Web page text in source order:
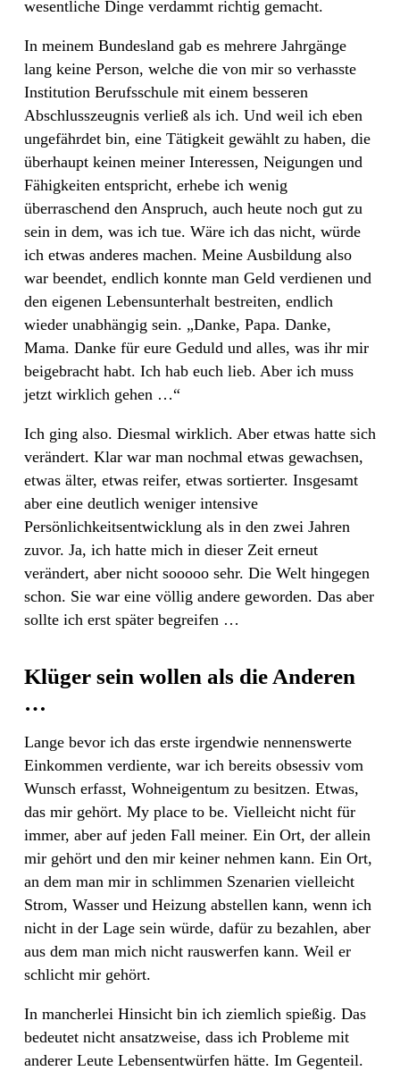
wesentliche Dinge verdammt richtig gemacht.
In meinem Bundesland gab es mehrere Jahrgänge
lang keine Person, welche die von mir so verhasste
Institution Berufsschule mit einem besseren
Abschlusszeugnis verließ als ich. Und weil ich eben
ungefährdet bin, eine Tätigkeit gewählt zu haben, die
überhaupt keinen meiner Interessen, Neigungen und
Fähigkeiten entspricht, erhebe ich wenig
überraschend den Anspruch, auch heute noch gut zu
sein in dem, was ich tue. Wäre ich das nicht, würde
ich etwas anderes machen. Meine Ausbildung also
war beendet, endlich konnte man Geld verdienen und
den eigenen Lebensunterhalt bestreiten, endlich
wieder unabhängig sein. „Danke, Papa. Danke,
Mama. Danke für eure Geduld und alles, was ihr mir
beigebracht habt. Ich hab euch lieb. Aber ich muss
jetzt wirklich gehen …“
Ich ging also. Diesmal wirklich. Aber etwas hatte sich
verändert. Klar war man nochmal etwas gewachsen,
etwas älter, etwas reifer, etwas sortierter. Insgesamt
aber eine deutlich weniger intensive
Persönlichkeitsentwicklung als in den zwei Jahren
zuvor. Ja, ich hatte mich in dieser Zeit erneut
verändert, aber nicht sooooo sehr. Die Welt hingegen
schon. Sie war eine völlig andere geworden. Das aber
sollte ich erst später begreifen …
Klüger sein wollen als die Anderen
…
Lange bevor ich das erste irgendwie nennenswerte
Einkommen verdiente, war ich bereits obsessiv vom
Wunsch erfasst, Wohneigentum zu besitzen. Etwas,
das mir gehört. My place to be. Vielleicht nicht für
immer, aber auf jeden Fall meiner. Ein Ort, der allein
mir gehört und den mir keiner nehmen kann. Ein Ort,
an dem man mir in schlimmen Szenarien vielleicht
Strom, Wasser und Heizung abstellen kann, wenn ich
nicht in der Lage sein würde, dafür zu bezahlen, aber
aus dem man mich nicht rauswerfen kann. Weil er
schlicht mir gehört.
In mancherlei Hinsicht bin ich ziemlich spießig. Das
bedeutet nicht ansatzweise, dass ich Probleme mit
anderer Leute Lebensentwürfen hätte. Im Gegenteil.